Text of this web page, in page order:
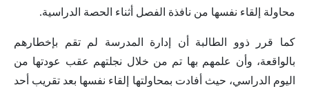
محاولة إلقاء نفسها من نافذة الفصل أثناء الحصة الدراسية.
كما قرر ذوو الطالبة أن إدارة المدرسة لم تقم بإخطارهم
بالواقعة، وأن علمهم بها تم من خلال نجلتهم عقب عودتها من
اليوم الدراسي، حيث أفادت بمحاولتها إلقاء نفسها بعد تقريب أحد